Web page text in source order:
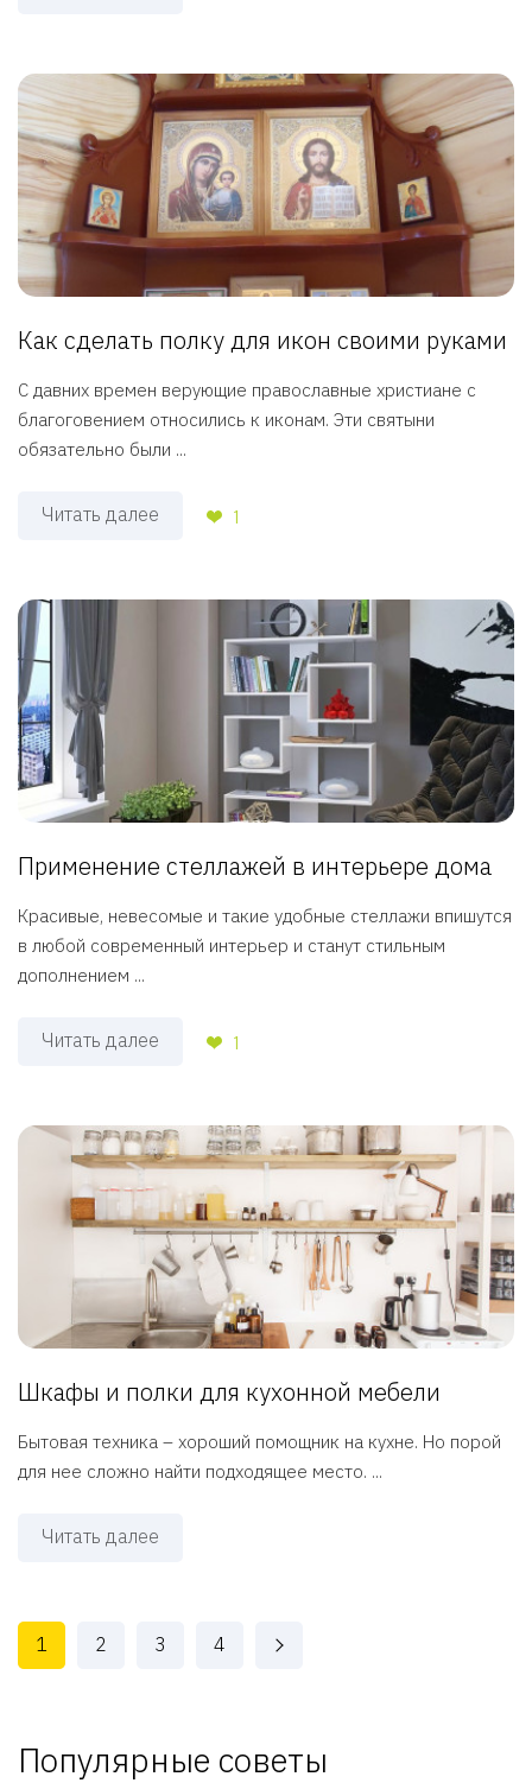
Как сделать полку для икон своими руками
С давних времен верующие православные христиане с
благоговением относились к иконам. Эти святыни
обязательно были ...
Читать далее 1
Применение стеллажей в интерьере дома
Красивые, невесомые и такие удобные стеллажи впишутся
в любой современный интерьер и станут стильным
дополнением ...
Читать далее 1
Шкафы и полки для кухонной мебели
Бытовая техника – хороший помощник на кухне. Но порой
для нее сложно найти подходящее место. ...
Читать далее
1 2 3 4
Популярные советы